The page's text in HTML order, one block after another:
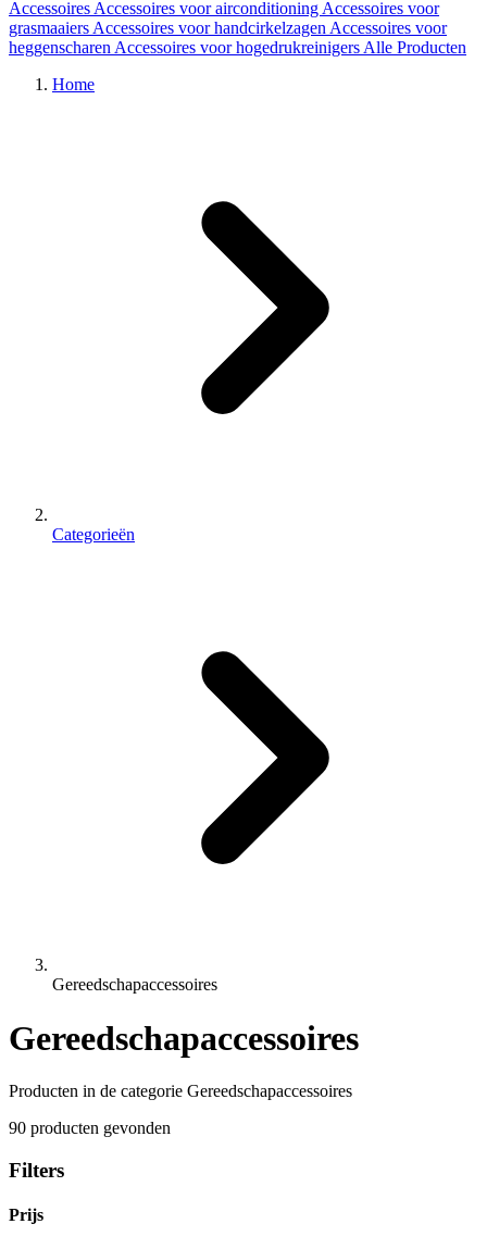
Accessoires Accessoires voor airconditioning Accessoires voor
grasmaaiers Accessoires voor handcirkelzagen Accessoires voor
heggenscharen Accessoires voor hogedrukreinigers Alle Producten
Home
Categorieën
Gereedschapaccessoires
Gereedschapaccessoires
Producten in de categorie Gereedschapaccessoires
90 producten gevonden
Filters
Prijs